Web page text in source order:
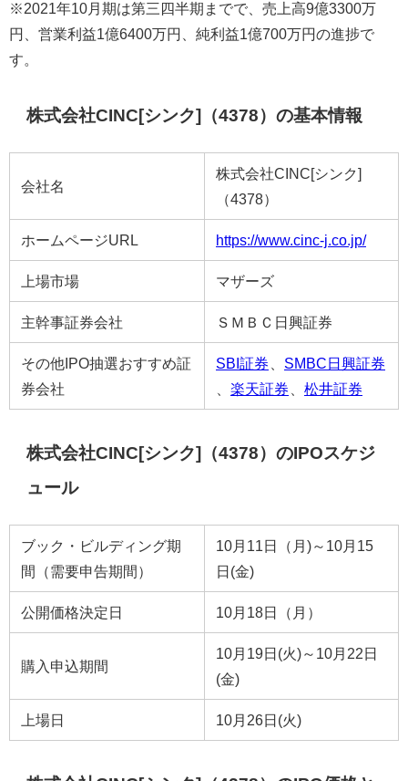
※2021年10月期は第三四半期までで、売上高9億3300万
円、営業利益1億6400万円、純利益1億700万円の進捗で
す。
株式会社CINC[シンク]（4378）の基本情報
会社名
株式会社CINC[シンク]
（4378）
ホームページURL https://www.cinc-j.co.jp/
上場市場 マザーズ
主幹事証券会社 ＳＭＢＣ日興証券
その他IPO抽選おすすめ証
券会社
SBI証券
SMBC日興証券
楽天証券 松井証券
株式会社CINC[シンク]（4378）のIPOスケジ
ュール
ブック・ビルディング期
間（需要申告期間）
10月11日（月)～10月15
日(金)
公開価格決定日 10月18日（月）
購入申込期間
10月19日(火)～10月22日
(金)
上場日 10月26日(火)